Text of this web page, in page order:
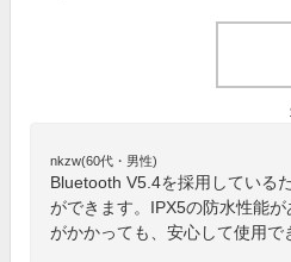
nkzw(60代・男性)
Bluetooth V5.4を採用している
ができます。IPX5の防水性能
がかかっても、安心して使用で